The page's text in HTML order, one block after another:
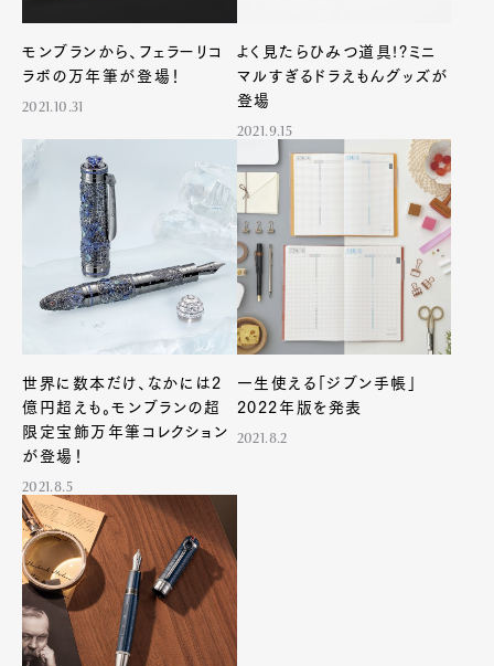
Art&DesignWatch
Fashion
Pen Membership
Official Columnist
Contact
モンブランから、フェラーリコ
ラボの万年筆が登場！
2021.10.31
よく見たらひみつ道具!?ミニ
マルすぎるドラえもんグッズが
登場
2021.9.15
世界に数本だけ、なかには2
億円超えも。モンブランの超
限定宝飾万年筆コレクション
が登場！
2021.8.5
一生使える「ジブン手帳」
2022年版を発表
2021.8.2